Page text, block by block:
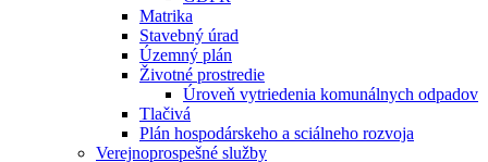
Matrika
Stavebný úrad
Územný plán
Životné prostredie
Úroveň vytriedenia komunálnych odpadov
Tlačivá
Plán hospodárskeho a sciálneho rozvoja
Verejnoprospešné služby